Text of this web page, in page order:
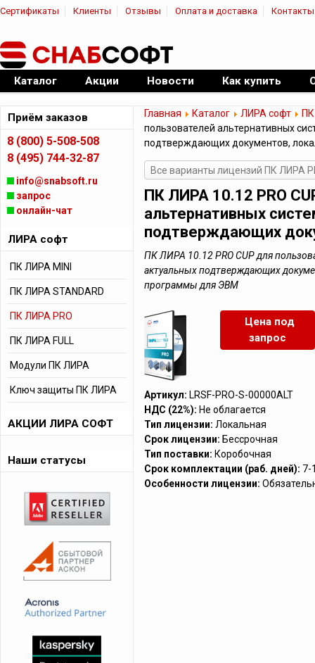
Сертификаты Клиенты Отзывы Оплата и доставка Контакты
Официальный дилер ПО
Каталог Акции Новости Как купить
Главная Каталог ЛИРА софт
пользователей альтернативных
подтверждающих документов,
Все варианты лицензий ПК ЛИРА
ПК ЛИРА 10.12 PRO
альтернативных
подтверждающих
ПК ЛИРА 10.12 PRO CUP для
актуальных подтверждающих
программы для ЭВМ
Цена под
запрос
Артикул: LRSF-PRO-S-00000ALT
НДС (22%): Не облагается
Тип лицензии: Локальная
Срок лицензии: Бессрочная
Тип поставки: Коробочная
Срок комплектации (раб. дней): 7-
Особенности лицензии:
Приём заказов
8 (800) 5-508-508
8 (495) 744-32-87
info@snabsoft.ru
запрос
онлайн-чат
ЛИРА софт
ПК ЛИРА MINI
ПК ЛИРА STANDARD
ПК ЛИРА PRO
ПК ЛИРА FULL
Модули ПК ЛИРА
Ключ защиты ПК ЛИРА
АКЦИИ ЛИРА СОФТ
Наши статусы